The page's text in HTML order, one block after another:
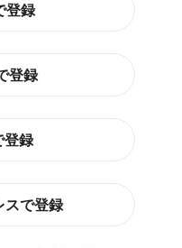
登録
登録
登録
スで登録